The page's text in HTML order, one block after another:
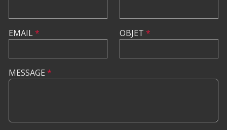
EMAIL* OBJET *
MESSAGE *